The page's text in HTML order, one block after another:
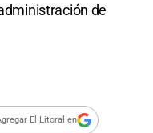
de
El Litoral en